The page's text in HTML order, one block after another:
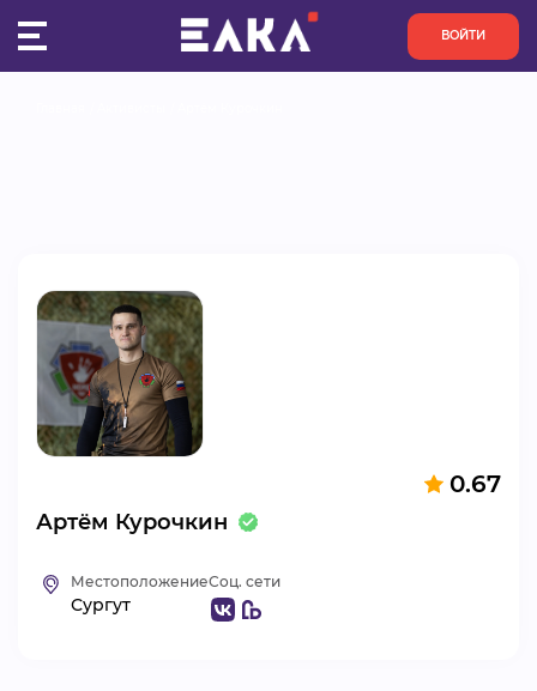
ВОЙТИ
АКТИВИСТЫ
ПРОЕКТЫ
АНАЛИТИКА
БАЗА ЗНАНИЙ
0.67
Артём Курочкин
Местоположение
Сургут
Соц. сети